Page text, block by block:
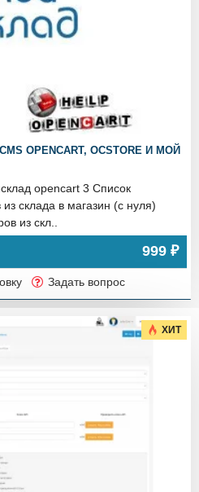
OPENCART, OCSTORE И МОЙ
opencart 3 Список
склада в магазин (с нуля)
из скл..
999 ₽
Задать вопрос
ХИТ